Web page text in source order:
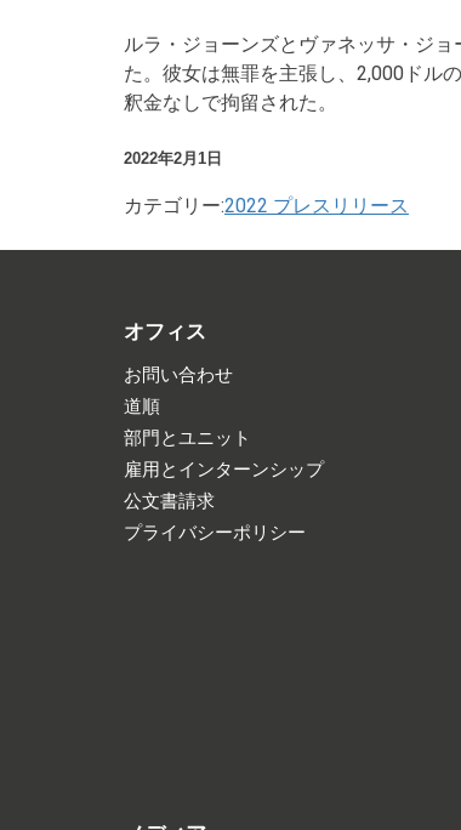
ルラ・ジョーンズとヴァネッサ・ジ
た。彼女は無罪を主張し、2,000ドル
釈金なしで拘留された。
2022年2月1日
カテゴリー:2022 プレスリリース
オフィス
お問い合わせ
道順
部門とユニット
雇用とインターンシップ
公文書請求
プライバシーポリシー